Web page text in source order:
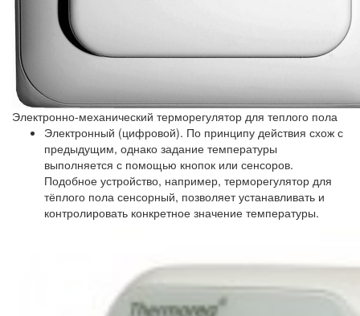
Электронно-механический терморегулятор для теплого пола
Электронный (цифровой). По принципу действия схож с
предыдущим, однако задание температуры
выполняется с помощью кнопок или сенсоров.
Подобное устройство, например, терморегулятор для
тёплого пола сенсорный, позволяет устанавливать и
контролировать конкретное значение температуры.